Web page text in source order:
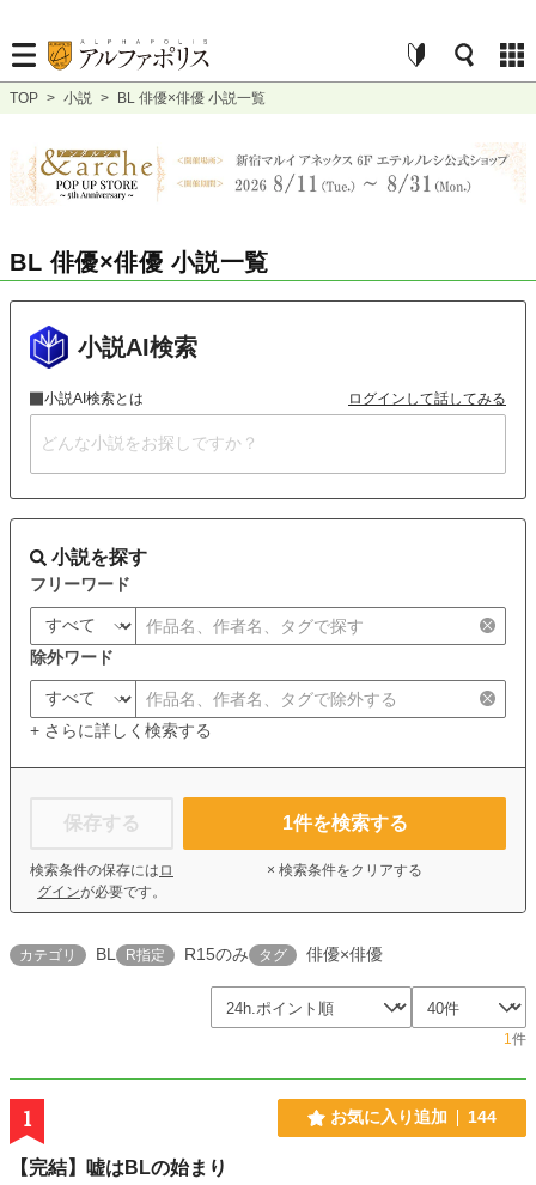
TOP > 小説 > BL 俳優×俳優 小説一覧
BL 俳優×俳優 小説一覧
小説AI検索
小説AI検索とは ログインして話してみる
小説を探す
フリーワード
除外ワード
+ さらに詳しく検索する
保存する
検索条件の保存には ロ
グインが必要です。
1件を検索する
× 検索条件をクリアする
カテゴリ BL R指定 R15のみ タグ 俳優×俳優
1件
1 お気に入り追加 144
【完結】嘘はBLの始まり